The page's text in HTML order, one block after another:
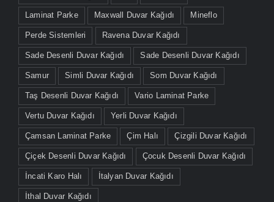
Laminat Parke Maxwall Duvar Kağıdı Mineflo
Perde Sistemleri Ravena Duvar Kağıdı
Sade Desenli Duvar Kağıdı Sade Desenli Duvar Kağıdı
Samur Simli Duvar Kağıdı Som Duvar Kağıdı
Taş Desenli Duvar Kağıdı Vario Laminat Parke
Vertu Duvar Kağıdı Yerli Duvar Kağıdı
Çamsan Laminat Parke Çim Halı Çizgili Duvar Kağıdı
Çiçek Desenli Duvar Kağıdı Çocuk Desenli Duvar Kağıdı
İncati Karo Halı İtalyan Duvar Kağıdı
İthal Duvar Kağıdı